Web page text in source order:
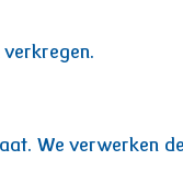
We verwerken